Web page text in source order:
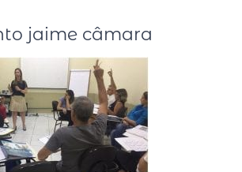
jaime câmara